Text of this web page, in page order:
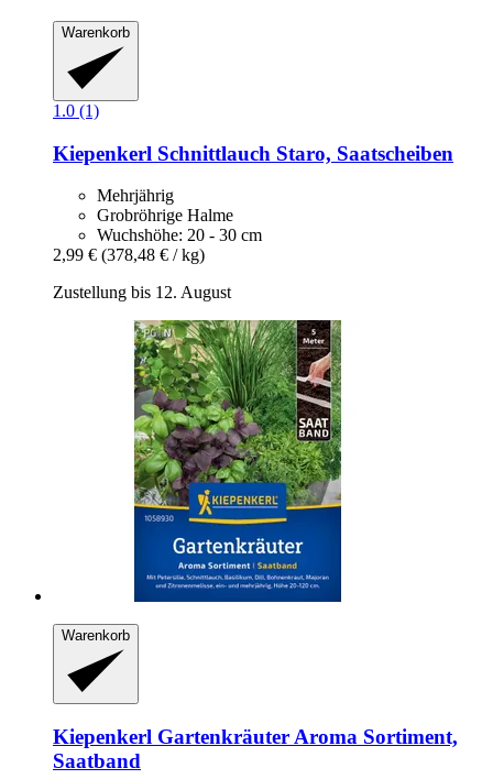
Warenkorb
1.0 (1)
Kiepenkerl Schnittlauch Staro, Saatscheiben
Mehrjährig
Grobröhrige Halme
Wuchshöhe: 20 - 30 cm
2,99 € (378,48 € / kg)
Zustellung bis 12. August
Warenkorb
Kiepenkerl Gartenkräuter Aroma Sortiment,
Saatband